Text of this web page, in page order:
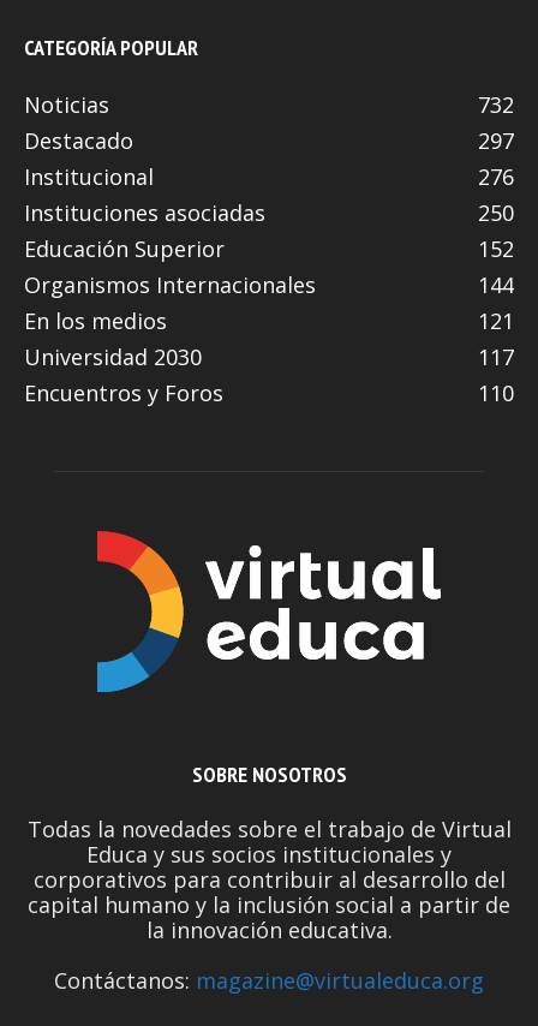
CATEGORÍA POPULAR
Noticias
732
Destacado
297
Institucional
276
Instituciones asociadas
250
Educación Superior
152
Organismos Internacionales
144
En los medios
121
Universidad 2030
117
Encuentros y Foros
110
SOBRE NOSOTROS
Todas la novedades sobre el trabajo de Virtual
Educa y sus socios institucionales y
corporativos para contribuir al desarrollo del
capital humano y la inclusión social a partir de
la innovación educativa.
Contáctanos: magazine@virtualeduca.org